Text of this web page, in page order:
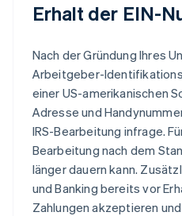
Erhalt der EIN-
Nach der Gründung Ihres
Arbeitgeber-
einer US-amerikanischen
Adresse und
IRS-Bearbeitung infrage.
Bearbeitung nach dem
länger dauern kann.
und Banking bereits vor
Zahlungen akzeptieren